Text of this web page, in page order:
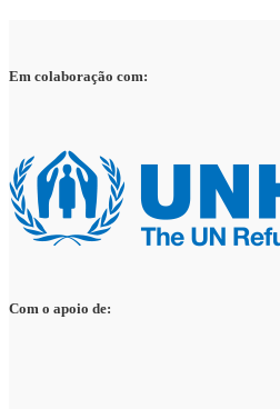
Em colaboração com:
Com o apoio de: